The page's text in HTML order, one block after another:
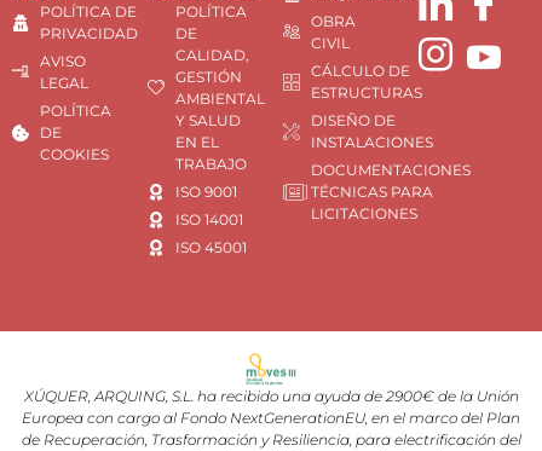
POLÍTICA DE
PRIVACIDAD
AVISO
LEGAL
POLÍTICA
DE
COOKIES
POLÍTICA
DE
CALIDAD,
GESTIÓN
AMBIENTAL
Y SALUD
EN EL
TRABAJO
ISO 9001
ISO 14001
ISO 45001
OBRA
CIVIL
CÁLCULO DE
ESTRUCTURAS
DISEÑO DE
INSTALACIONES
DOCUMENTACIONES
TÉCNICAS PARA
LICITACIONES
XÚQUER, ARQUING, S.L. ha recibido una ayuda de 2900€ de la Unión
Europea con cargo al Fondo NextGenerationEU, en el marco del Plan
de Recuperación, Trasformación y Resiliencia, para electrificación del